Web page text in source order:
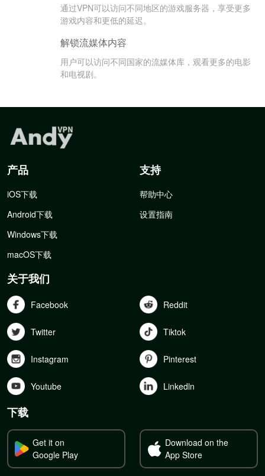
通过VPN可以访问不同地区的游戏服务器，享受更多
游戏内容和更低的延迟。
解锁流媒体内容
用户可以访问不同国家的流媒体库，观看更多的电影
和电视剧。
产品
iOS下载
Android下载
Windows下载
macOS下载
支持
帮助中心
设置指南
关于我们
Facebook Reddit
Twitter Tiktok
Instagram Pinterest
Youtube Linkedln
下载
Get it on
Google Play
Download on the
App Store